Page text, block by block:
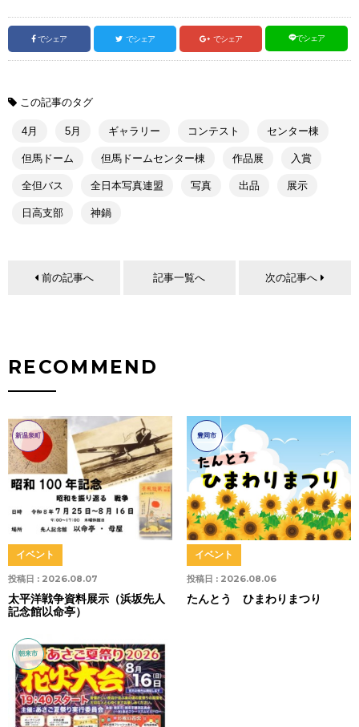
でシェア でシェア でシェア でシェア
この記事のタグ
4月 5月 ギャラリー コンテスト センター棟
但馬ドーム 但馬ドームセンター棟 作品展 入賞
全但バス 全日本写真連盟 写真 出品 展示
日高支部 神鍋
前の記事へ 記事一覧へ 次の記事へ
RECOMMEND
新温泉町
投稿日 : 2026.08.07
イベント
太平洋戦争資料展示（浜坂先人
記念館以命亭）
豊岡市
投稿日 : 2026.08.06
イベント
たんとう ひまわりまつり
朝来市